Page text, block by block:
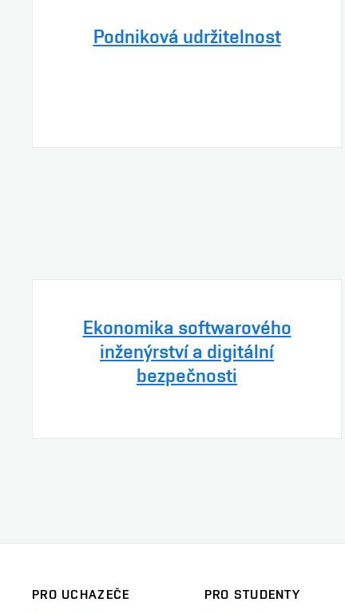
Podniková udržitelnost
Ekonomika softwarového
inženýrství a digitální
bezpečnosti
PRO UCHAZEČE
PRO STUDENTY